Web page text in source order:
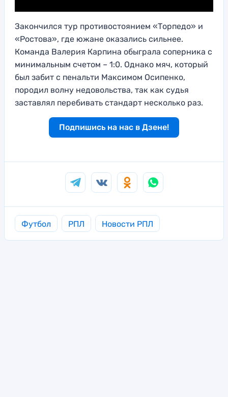
Закончился тур противостоянием «Торпедо» и
«Ростова», где южане оказались сильнее.
Команда Валерия Карпина обыграла соперника с
минимальным счетом – 1:0. Однако мяч, который
был забит с пенальти Максимом Осипенко,
породил волну недовольства, так как судья
заставлял перебивать стандарт несколько раз.
Подпишись на нас в Дзене!
Футбол РПЛ Новости РПЛ